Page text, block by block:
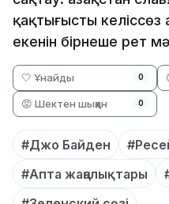
қақтығысты
екенін бірнеше рет
🤍 Ұнайды 0
😡 Шектен шыққан 0
#Джо Байден
#Апта жаңалықтары